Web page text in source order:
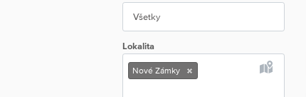
Všetky
Lokalita
Nové Zámky